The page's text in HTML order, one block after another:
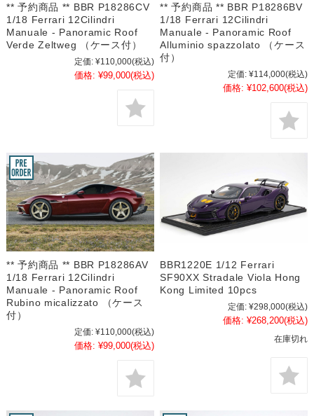
** 予約商品 ** BBR P18286CV
1/18 Ferrari 12Cilindri
Manuale - Panoramic Roof
Verde Zeltweg （ケース付）
定価: ¥110,000(税込)
価格: ¥99,000(税込)
** 予約商品 ** BBR P18286BV
1/18 Ferrari 12Cilindri
Manuale - Panoramic Roof
Alluminio spazzolato （ケース
付）
定価: ¥114,000(税込)
価格: ¥102,600(税込)
** 予約商品 ** BBR P18286AV
1/18 Ferrari 12Cilindri
Manuale - Panoramic Roof
Rubino micalizzato （ケース
付）
定価: ¥110,000(税込)
価格: ¥99,000(税込)
BBR1220E 1/12 Ferrari
SF90XX Stradale Viola Hong
Kong Limited 10pcs
定価: ¥298,000(税込)
価格: ¥268,200(税込)
在庫切れ